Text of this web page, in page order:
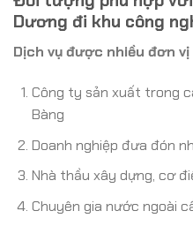
Dương đi khu công
Dịch vụ được nhiều đơn
Công ty sản xuất trong
Bàng
Doanh nghiệp đưa đón
Nhà thầu xây dựng, cơ
Chuyên gia nước ngoài